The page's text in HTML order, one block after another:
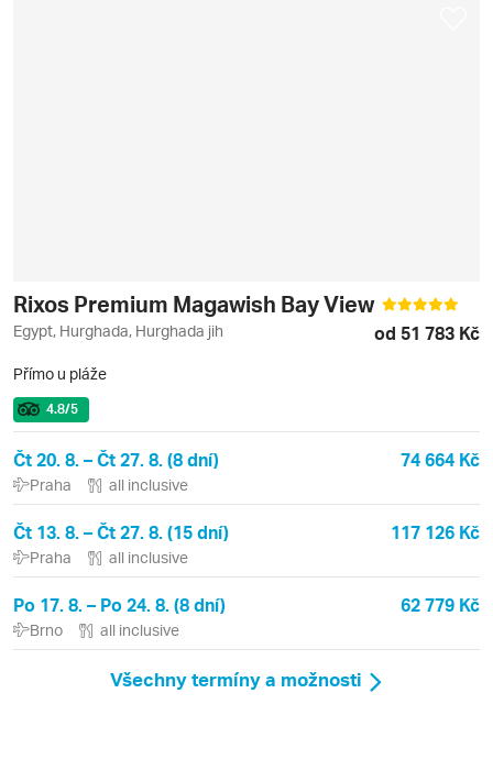
Rixos Premium Magawish Bay View
Egypt, Hurghada, Hurghada jih od 51 783 Kč
Přímo u pláže
4.8/5
Čt 20. 8. – Čt 27. 8. (8 dní) 74 664 Kč
Praha all inclusive
Čt 13. 8. – Čt 27. 8. (15 dní) 117 126 Kč
Praha all inclusive
Po 17. 8. – Po 24. 8. (8 dní) 62 779 Kč
Brno all inclusive
Všechny termíny a možnosti